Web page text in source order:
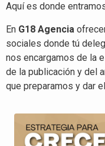
Aquí es donde
En G18 Agencia
sociales donde tú
nos encargamos de la
de la publicación y del
que preparamos y dar